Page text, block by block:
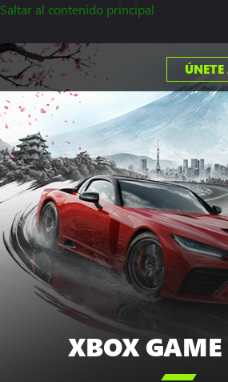
Saltar al contenido principal
XBOX GAME
